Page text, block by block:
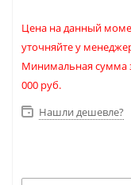
Цена на данный
уточняйте у
Минимальная сумма
000 руб.
Нашли дешевле?